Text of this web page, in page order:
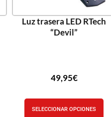
Luz trasera LED RTech
“Devil”
49,95€
SELECCIONAR OPCIONES